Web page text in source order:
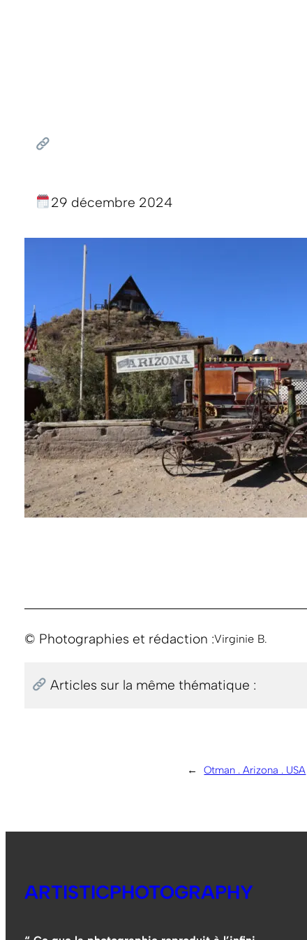
29 décembre 2024
© Photographies et rédaction :Virginie B.
Articles sur la même thématique :
← Otman . Arizona . USA
ARTISTICPHOTOGRAPHY